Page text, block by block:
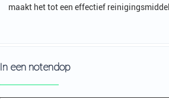
maakt het tot een effectief
In een notendop